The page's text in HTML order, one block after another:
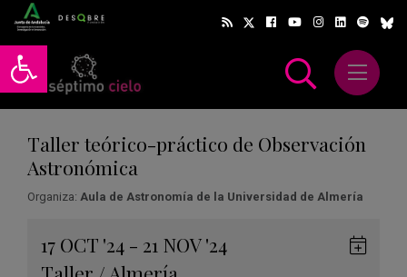
Abrir barra de herramientas
Abrir
Taller teórico-práctico de Observación
Astronómica
Organiza: Aula de Astronomía de la Universidad de Almería
17 OCT '24 - 21 NOV'24